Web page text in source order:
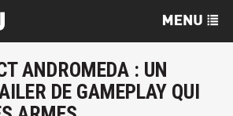
ANDROMEDA : UN
DE GAMEPLAY QUI